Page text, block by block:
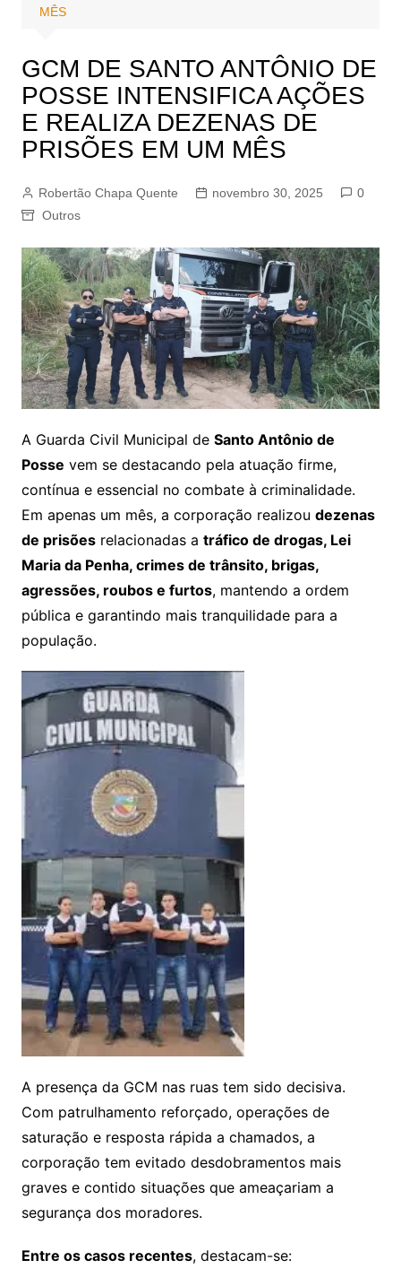
MÊS
GCM DE SANTO ANTÔNIO DE
POSSE INTENSIFICA AÇÕES
E REALIZA DEZENAS DE
PRISÕES EM UM MÊS
Robertão Chapa Quente novembro 30, 2025
0
Outros
A Guarda Civil Municipal de Santo Antônio de
Posse vem se destacando pela atuação firme,
contínua e essencial no combate à criminalidade.
Em apenas um mês, a corporação realizou dezenas
de prisõesrelacionadas a tráfico de drogas, Lei
Maria da Penha, crimes de trânsito, brigas,
agressões, roubos e furtos, mantendo a ordem
pública e garantindo mais tranquilidade para a
população.
A presença da GCM nas ruas tem sido decisiva.
Com patrulhamento reforçado, operações de
saturação e resposta rápida a chamados, a
corporação tem evitado desdobramentos mais
graves e contido situações que ameaçariam a
segurança dos moradores.
Entre os casos recentes, destacam-se: